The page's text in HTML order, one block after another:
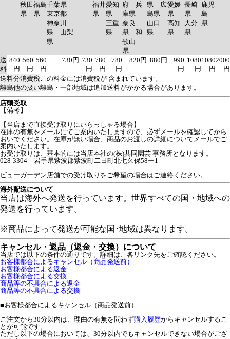
秋田
県
福島
県
千葉県
東京都
神奈川
県 山梨
県
福井
県
愛知
県
三重
県
府 兵
庫県
奈良
県 和
歌山
県
県 広
島県
山口
県
愛媛
県
高知
県
長崎
県
大分
県
鹿児
島
県
送
料
840
円
560
円
560
円
730円 730
円
780
円
780
円
820円 880円
990
円
1080
円
1080
円
2000
円
送料分消費税この料金には消費税が 含まれています。
離島他の扱い離島・一部地域は追加送料がかかる場合があります。
店頭受取
【備考】
【当店まで直接受け取りにいらっしゃる場合】
在庫の有無をメールにてご案内いたしますので、必ずメールを確認してから
おいでください。在庫が無い場合、商品のお渡しの詳細についてメールでご
案内いたします。
お受け取りは、基本的には当店本社の(株)共同園芸 事務所となります。
028-3304 岩手県紫波郡紫波町二日町北七久保58ー1
ビューガーデン店舗での受け取りをご希望の場合はご連絡ください。
海外配送について
当店は海外へ発送を行っています。世界すべての国・地域への
発送を行っています。
※商品によって発送が可能な国･地域は異なります。
キャンセル・返品（返金・交換）について
当店では以下の条件の通りです。詳細は、各リンク先をご確認ください。
お客様都合によるキャンセル（商品発送前）
お客様都合による返金
お客様都合による交換
商品等の不具合による返金
商品等の不具合による交換
■お客様都合によるキャンセル（商品発送前）
ご注文から30分以内は、理由の有無を問わず購入履歴からキャンセルするこ
とが可能です。
ただし以下の場合においては、30分以内でもキャンセルできない場合がござ